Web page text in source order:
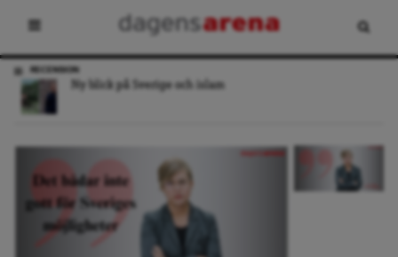
RECENSION
Ny blick på Sverige och islam